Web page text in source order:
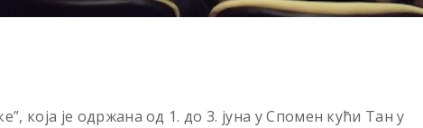
која је одржана од 1. до 3. јуна у Спомен кући Тан у